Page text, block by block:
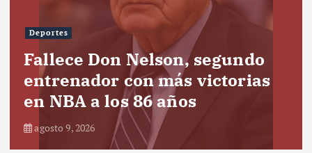
Deportes
Fallece Don Nelson, segundo
entrenador con más victorias
en NBA a los 86 años
agosto 9, 2026